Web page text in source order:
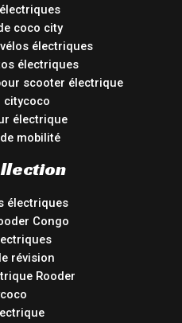
coco city
électriques
électriques
scooter électrique
citycoco
électrique
mobilité
électriques
Congo
révision
Rooder